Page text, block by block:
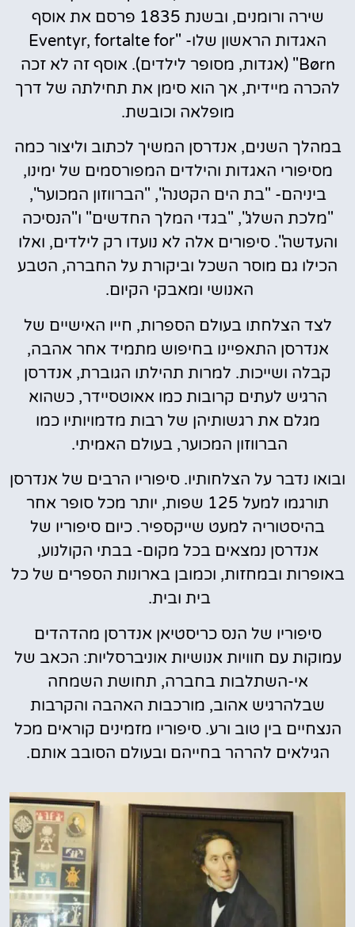
שירה ורומנים, ובשנת 1835 פרסם את אוסף
האגדות הראשון שלו- "Eventyr, fortalte for
Børn" (אגדות, מסופר לילדים). אוסף זה לא זכה
להכרה מיידית, אך הוא סימן את תחילתה של דרך
מופלאה וכובשת.
במהלך השנים, אנדרסן המשיך לכתוב וליצור כמה
מסיפורי האגדות והילדים המפורסמים של ימינו,
ביניהם- "בת הים הקטנה", "הברווזון המכוער",
"מלכת השלג", "בגדי המלך החדשים" ו"הנסיכה
והעדשה". סיפורים אלה לא נועדו רק לילדים, ואלו
הכילו גם מוסר השכל וביקורת על החברה, הטבע
האנושי ומאבקי הקיום.
לצד הצלחתו בעולם הספרות, חייו האישיים של
אנדרסן התאפיינו בחיפוש מתמיד אחר אהבה,
קבלה ושייכות. למרות תהילתו הגוברת, אנדרסן
הרגיש לעתים קרובות כמו אאוטסיידר, כשהוא
מגלם את רגשותיהן של רבות מדמויותיו כמו
הברווזון המכוער, בעולם האמיתי.
ובואו נדבר על הצלחותיו. סיפוריו הרבים של אנדרסן
תורגמו למעל 125 שפות, יותר מכל סופר אחר
בהיסטוריה למעט שייקספיר. כיום סיפוריו של
אנדרסן נמצאים בכל מקום- בבתי הקולנוע,
באופרות ובמחזות, וכמובן בארונות הספרים של כל
בית ובית.
סיפוריו של הנס כריסטיאן אנדרסן מהדהדים
עמוקות עם חוויות אנושיות אוניברסליות: הכאב של
אי-השתלבות בחברה, תחושת השמחה
שבלהרגיש אהוב, מורכבות האהבה והקרבות
הנצחיים בין טוב ורע. סיפוריו מזמינים קוראים מכל
הגילאים להרהר בחייהם ובעולם הסובב אותם.